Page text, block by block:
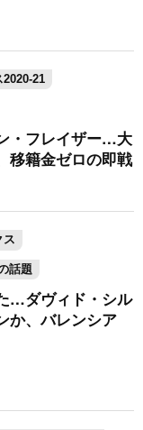
21
・フレイザー…大
移籍金ゼロの即戦
ス
話題
…ダヴィド・シル
か、バレンシア